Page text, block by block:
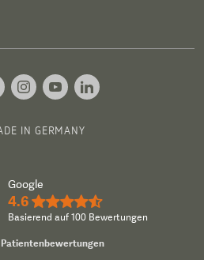
IN GERMANY
Google
4.6 ★★★★½
Basierend auf 100 Bewertungen